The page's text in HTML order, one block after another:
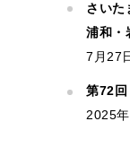
さいた
浦和・
7月27
第72
2025